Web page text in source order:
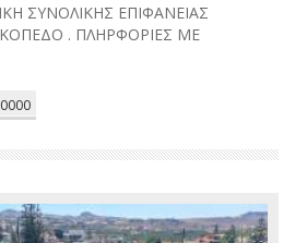
ΣΥΝΟΛΙΚΗΣ ΕΠΙΦΑΝΕΙΑΣ
. ΠΛΗΡΦΟΡΙΕΣ ΜΕ